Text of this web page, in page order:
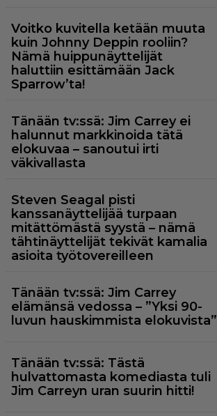
Voitko kuvitella ketään muuta
kuin Johnny Deppin rooliin?
Nämä huippunäyttelijät
haluttiin esittämään Jack
Sparrow’ta!
Tänään tv:ssä: Jim Carrey ei
halunnut markkinoida tätä
elokuvaa – sanoutui irti
väkivallasta
Steven Seagal pisti
kanssanäyttelijää turpaan
mitättömästä syystä – nämä
tähtinäyttelijät tekivät kamalia
asioita työtovereilleen
Tänään tv:ssä: Jim Carrey
elämänsä vedossa – ”Yksi 90-
luvun hauskimmista elokuvista”
Tänään tv:ssä: Tästä
hulvattomasta komediasta tuli
Jim Carreyn uran suurin hitti!